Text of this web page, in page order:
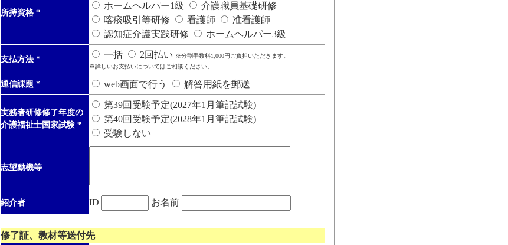
所持資格 *
ホームヘルパー1級
介護職員基礎研修
喀痰吸引等研修
看護師
准看護師
認知症介護実践研修
ホームヘルパー3級
支払方法 * 一括 2回払い ※分割手数料1,000円ご負担いただきます。
※詳しいお支払いについてはご相談ください。
通信課題 * web画面で行う 解答用紙を郵送
実務者研修修了年度の
介護福祉士国家試験 *
第39回受験予定(2027年1月筆記試験)
第40回受験予定(2028年1月筆記試験)
受験しない
志望動機等
紹介者 ID お名前
修了証、教材等送付先